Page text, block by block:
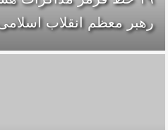
رهبر معظم انقلاب